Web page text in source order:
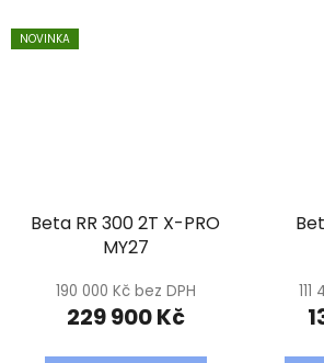
NOVINKA
Beta RR 300 2T X-PRO
MY27
190 000 Kč bez DPH
229 900 Kč